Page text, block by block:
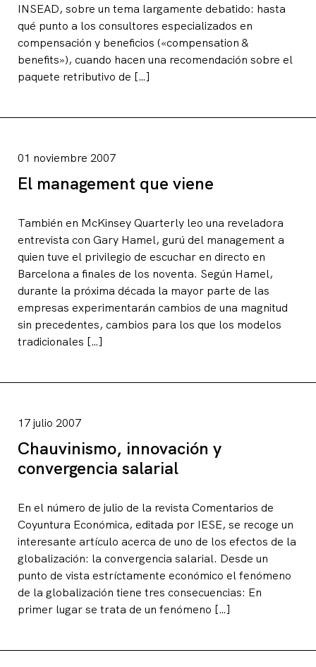
INSEAD, sobre un tema largamente debatido: hasta
qué punto a los consultores especializados en
compensación y beneficios («compensation &
benefits»), cuando hacen una recomendación sobre el
paquete retributivo de […]
01 noviembre 2007
El management que viene
También en McKinsey Quarterly leo una reveladora
entrevista con Gary Hamel, gurú del management a
quien tuve el privilegio de escuchar en directo en
Barcelona a finales de los noventa. Según Hamel,
durante la próxima década la mayor parte de las
empresas experimentarán cambios de una magnitud
sin precedentes, cambios para los que los modelos
tradicionales […]
17 julio 2007
Chauvinismo, innovación y
convergencia salarial
En el número de julio de la revista Comentarios de
Coyuntura Económica, editada por IESE, se recoge un
interesante artículo acerca de uno de los efectos de la
globalización: la convergencia salarial. Desde un
punto de vista estríctamente económico el fenómeno
de la globalización tiene tres consecuencias: En
primer lugar se trata de un fenómeno […]